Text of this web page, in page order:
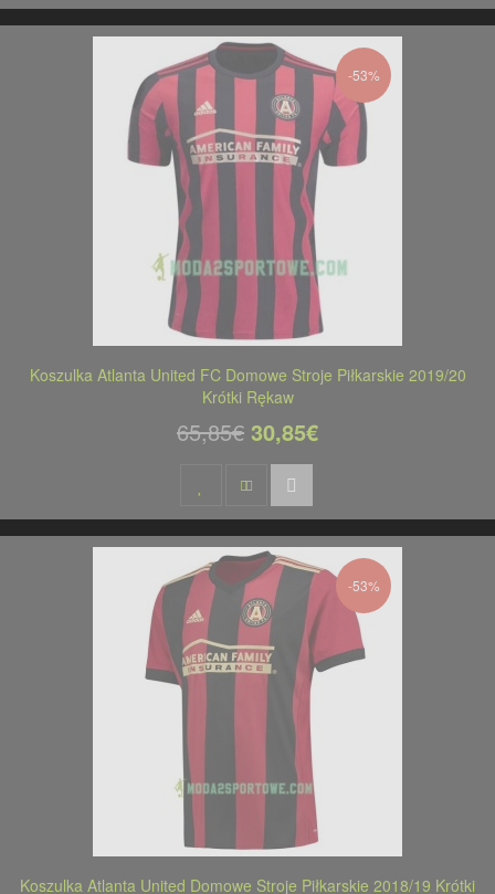
-53%
Koszulka Atlanta United FC Domowe Stroje Piłkarskie 2019/20
Krótki Rękaw
65,85€ 30,85€
-53%
Koszulka Atlanta United Domowe Stroje Piłkarskie 2018/19 Krótki